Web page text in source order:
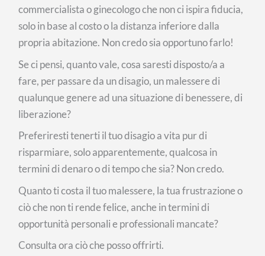
commercialista o ginecologo che non ci ispira fiducia,
solo in base al costo o la distanza inferiore dalla
propria abitazione. Non credo sia opportuno farlo!
Se ci pensi, quanto vale, cosa saresti disposto/a a
fare, per passare da un disagio, un malessere di
qualunque genere ad una situazione di benessere, di
liberazione?
Preferiresti tenerti il tuo disagio a vita pur di
risparmiare, solo apparentemente, qualcosa in
termini di denaro o di tempo che sia? Non credo.
Quanto ti costa il tuo malessere, la tua frustrazione o
ciò che non ti rende felice, anche in termini di
opportunità personali e professionali mancate?
Consulta ora ciò che posso offrirti.